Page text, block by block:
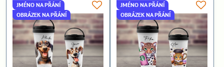
JMÉNO NA PŘÁNÍ
OBRÁZEK NA PŘÁNÍ
JMÉNO NA PŘÁNÍ
OBRÁZEK NA PŘÁNÍ